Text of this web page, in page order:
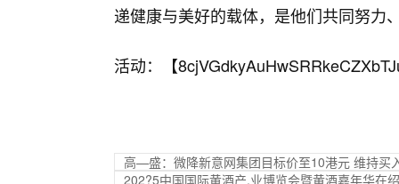
递健康与美好的载体，是他们共同努力
活动：【
高—盛：微降新意网集团目标价至10港元 维持买
202?5中国国际黄酒产,业博览会暨黄酒嘉年华在